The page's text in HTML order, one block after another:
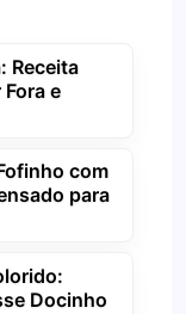
Receita
e
com
para
Docinho